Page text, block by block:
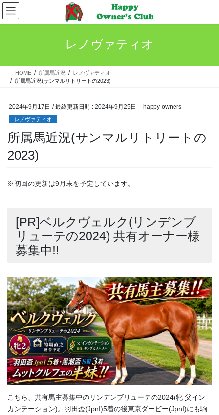
コ
ン
テ
ス
ナ
ビ
ゲ
ン
レノヴァティオ
HOME 所属馬近況
レノヴァティオ
所属馬近況(サンマルリトリートの2023)
2024年9月17日 / 最終更新日時 : 2024年9月25日 happy-owners
レノヴァティオ
所属馬近況(サンマルリトリートの
2023)
※初回の更新は9月末を予定しています。
[PR]ベルクヴェルク(リンデンブ
リューテの2024) 共有オーナー様
募集中!!
こちら、共有馬主募集中のリンデンブリューテの2024(牝 父イン
カンテーション)。羽田盃(JpnI)5着の後東京ダービー(JpnI)にも駒